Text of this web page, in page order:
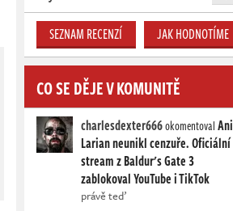
SEZNAM RECENZÍ JAK HODNOTÍME
CO SE DĚJE V KOMUNITĚ
charlesdexter666okomentovalAni
Larian neunikl cenzuře. Oficiální
stream z Baldur's Gate 3
zablokoval YouTube i TikTok
právě teď